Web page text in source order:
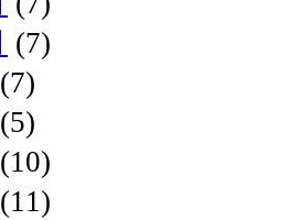
(7)
(7)
(5)
(10)
(11)